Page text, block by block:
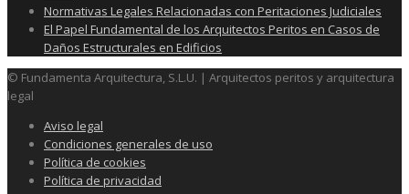
Normativas Legales Relacionadas con Peritaciones Judiciales
El Papel Fundamental de los Arquitectos Peritos en Casos de
Daños Estructurales en Edificios
© Fundamenta Arquitectura, S.L.U. | Arquitectos peritos y arquitectura
legal
Aviso legal
Condiciones generales de uso
Política de cookies
Política de privacidad